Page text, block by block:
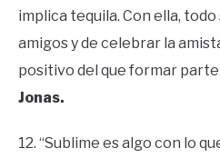
implica tequila. Con ella,
amigos y de celebrar la
positivo del que formar parte.
Jonas.
12. “Sublime es algo con lo